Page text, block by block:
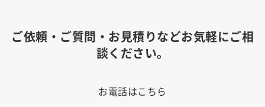
ご依頼・ご質問・お見積りなどお気軽にご相
談ください。
お電話はこちら